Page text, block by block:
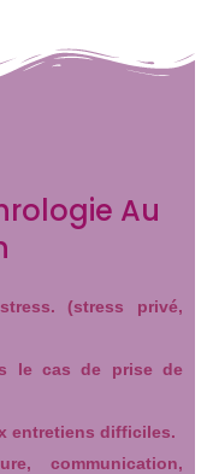
Au
(stress privé,
le cas de prise de
entretiens difficiles.
communication,